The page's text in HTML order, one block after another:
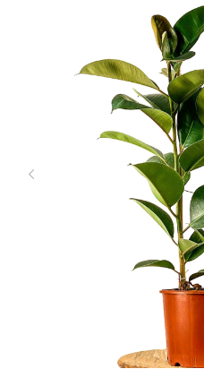
DEKORATIF SAKSILI BITKILER
DIŞ MEKAN BITKILERI
HEDIYE GÖNDER
TOPRAK & GÜBRE